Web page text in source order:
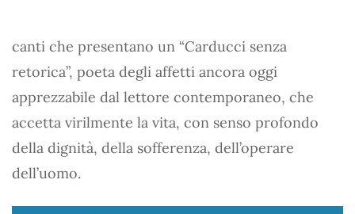
canti che presentano un “Carducci senza
retorica”, poeta degli affetti ancora oggi
apprezzabile dal lettore contemporaneo, che
accetta virilmente la vita, con senso profondo
della dignità, della sofferenza, dell’operare
dell’uomo.